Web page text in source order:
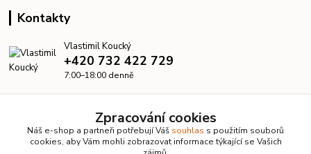
Kontakty
Vlastimil Koucký
+420 732 422 729
7:00–18:00 denně
Zpracování cookies
Náš e-shop a partneři potřebují Váš souhlas s použitím souborů
cookies, aby Vám mohli zobrazovat informace týkající se Vašich